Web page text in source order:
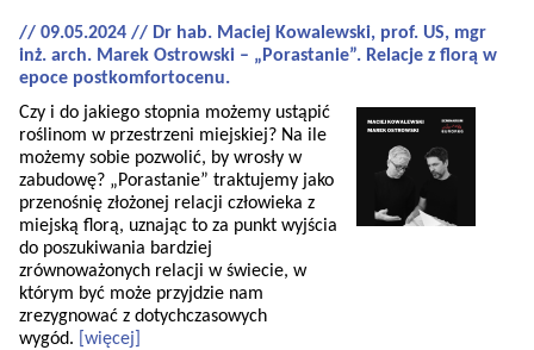
// 09.05.2024 // Dr hab. Maciej Kowalewski, prof. US, mgr
inż. arch. Marek Ostrowski – „Porastanie”. Relacje z florą w
epoce postkomfortocenu.
Czy i do jakiego stopnia możemy ustąpić
roślinom w przestrzeni miejskiej? Na ile
możemy sobie pozwolić, by wrosły w
zabudowę? „Porastanie” traktujemy jako
przenośnię złożonej relacji człowieka z
miejską florą, uznając to za punkt wyjścia
do poszukiwania bardziej
zrównoważonych relacji w świecie, w
którym być może przyjdzie nam
zrezygnować z dotychczasowych
wygód.
[więcej]